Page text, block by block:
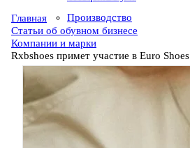
Производство
Главная
Статьи об обувном бизнесе
Компании и марки
Rxbshoes примет участие в Euro Shoes